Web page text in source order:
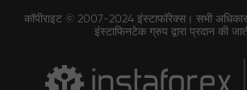
कॉपीराइट © 2007-2024 इंस्टाफॉरेक्स। सभी अधिकार
इंस्टाफिनटेक ग्रुप द्वारा प्रदान की